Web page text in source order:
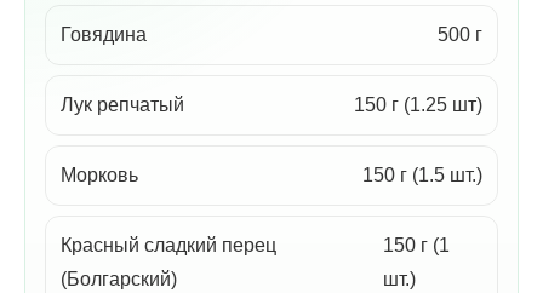
Говядина 500 г
Лук репчатый 150 г (1.25 шт)
Морковь 150 г (1.5 шт.)
Красный сладкий перец
(Болгарский)
150 г (1
шт.)